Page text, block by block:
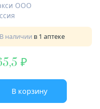
ООО
В наличии в 1 аптеке
В корзину